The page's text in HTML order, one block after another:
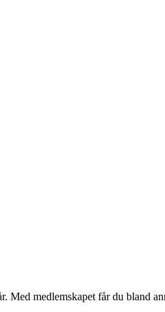
Med medlemskapet får du bland